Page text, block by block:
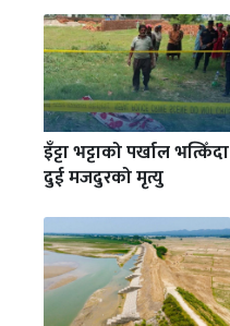
इँट्टा भट्टाको पर्खाल भत्किँदा
दुई मजदुरको मृत्यु